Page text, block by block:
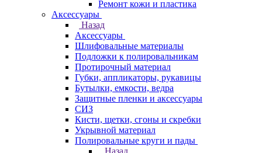
Ремонт кожи и пластика
Аксессуары
Назад
Аксессуары
Шлифовальные материалы
Подложки к полировальникам
Протирочный материал
Губки, аппликаторы, рукавицы
Бутылки, емкости, ведра
Защитные пленки и аксессуары
СИЗ
Кисти, щетки, сгоны и скребки
Укрывной материал
Полировальные круги и пады
Назад